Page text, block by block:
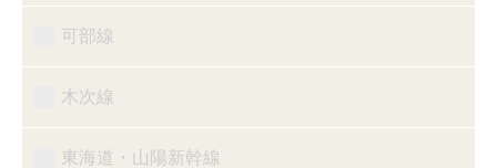
可部線
木次線
東海道・山陽新幹線